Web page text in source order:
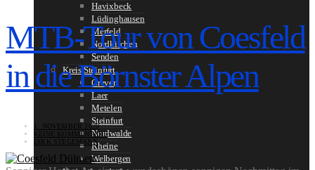
Havixbeck
Lüdinghausen
Merfeld
Nordkirchen
Senden
Kreis Steinfurt
Greven
Laer
Metelen
Steinfurt
Nordwalde
Rheine
Welbergen
MTB-Tour von Coesfeld
in die Börnster Alpen
1. NOVEMBER 2020
KEINE KOMMENTARE
DIRK STEGEMANN